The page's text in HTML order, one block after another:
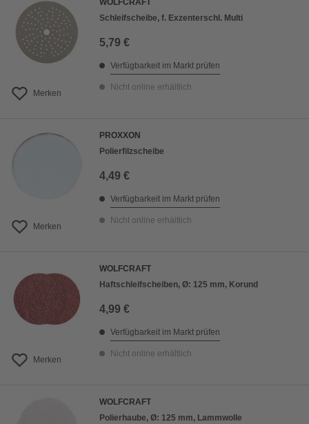
Merken
WOLFCRAFT
Schleifscheibe, f. Exzenterschl. Multi
5,79 €
Verfügbarkeit im Markt prüfen
Nicht online erhältlich
Merken
PROXXON
Polierfilzscheibe
4,49 €
Verfügbarkeit im Markt prüfen
Nicht online erhältlich
Merken
WOLFCRAFT
Haftschleifscheiben, Ø: 125 mm, Korund
4,99 €
Verfügbarkeit im Markt prüfen
Nicht online erhältlich
WOLFCRAFT
Polierhaube, Ø: 125 mm, Lammwolle